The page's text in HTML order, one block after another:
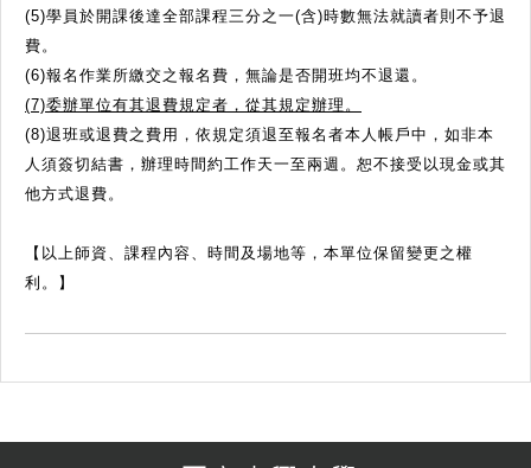
(5)學員於開課後達全部課程三分之一(含)時數無法就讀者則不予退
費。
(6)報名作業所繳交之報名費，無論是否開班均不退還。
(7)委辦單位有其退費規定者，從其規定辦理。
(8)退班或退費之費用，依規定須退至報名者本人帳戶中，如非本
人須簽切結書，辦理時間約工作天一至兩週。恕不接受以現金或其
他方式退費。
【以上師資、課程內容、時間及場地等，本單位保留變更之權
利。】